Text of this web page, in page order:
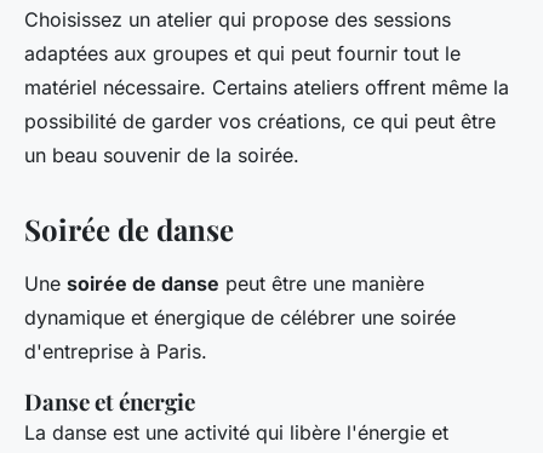
Choisissez un atelier qui propose des sessions
adaptées aux groupes et qui peut fournir tout le
matériel nécessaire. Certains ateliers offrent même la
possibilité de garder vos créations, ce qui peut être
un beau souvenir de la soirée.
Soirée de danse
Une soirée de danse peut être une manière
dynamique et énergique de célébrer une soirée
d'entreprise à Paris.
Danse et énergie
La danse est une activité qui libère l'énergie et